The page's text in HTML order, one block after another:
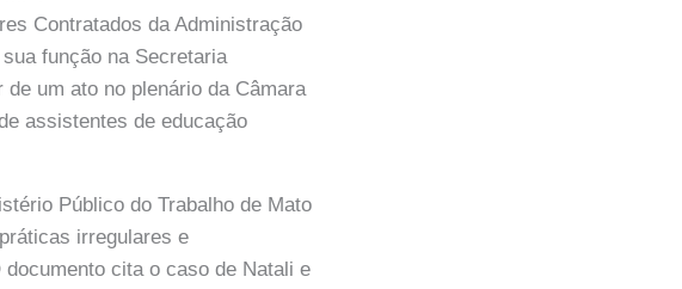
Contratados da Administração
função na Secretaria
um ato no plenário da Câmara
assistentes de educação
Público do Trabalho de Mato
irregulares e
cita o caso de Natali e